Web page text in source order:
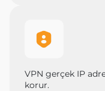
VPN gerçek IP
korur.